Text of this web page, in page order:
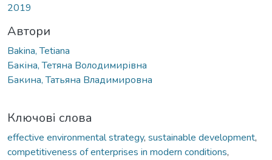
2019
Автори
Bakina, Tetiana
Бакіна, Тетяна Володимирівна
Бакина, Татьяна Владимировна
Ключові слова
effective environmental strategy, sustainable development,
competitiveness of enterprises in modern conditions,